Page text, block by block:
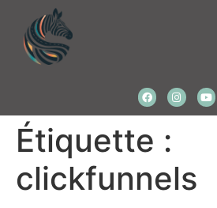
Étiquette :
clickfunnels